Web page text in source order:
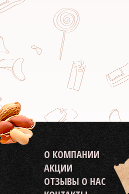
О КОМПАНИИ
АКЦИИ
ОТЗЫВЫ О НАС